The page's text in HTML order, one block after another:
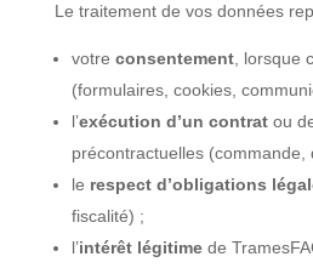
Le traitement de vos données
votre consentement, lorsque
(formulaires, cookies,
l’exécution d’un contratou
précontractuelles (commande,
le respect d’obligations
fiscalité) ;
l’intérêt légitimede